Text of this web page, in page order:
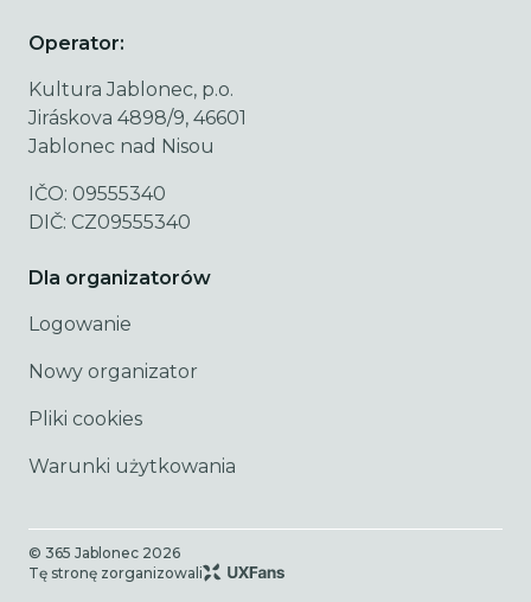
Operator:
Kultura Jablonec, p.o.
Jiráskova 4898/9, 46601
Jablonec nad Nisou
IČO: 09555340
DIČ: CZ09555340
Dla organizatorów
Logowanie
Nowy organizator
Pliki cookies
Warunki użytkowania
© 365 Jablonec 2026
Tę stronę zorganizowali